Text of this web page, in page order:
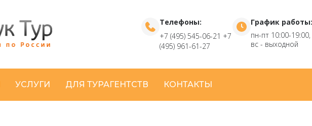
Телефоны:
+7 (495) 545-06-21 +7
(495) 961-61-27
График работы:
пн-пт 10:00-
вс - выходной
УСЛУГИ ДЛЯ ТУРАГЕНТСТВ КОНТАКТЫ